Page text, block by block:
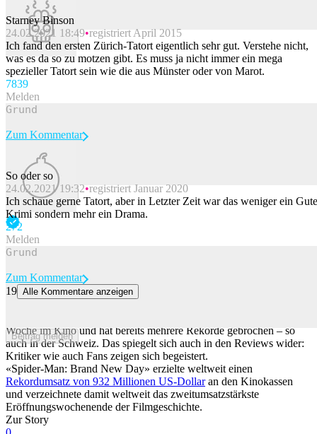
Beitrag melden
Starney Binson
24.02.2021 18:49 registriert April 2015
Ich fand den ersten Zürich-Tatort eigentlich sehr gut. Verstehe nicht,
was es da so zu motzen gibt. Es muss ja nicht immer ein mega
spezieller Tatort sein wie die aus Münster oder von Marot.
7839
Melden
Beitrag melden
Zum Kommentar
So oder so
24.02.2021 19:32 registriert Januar 2020
Ich schaue gerne Tatort, aber in Letzter Zeit war das weniger ein
Krimi sondern mehr ein Drama.
272
Melden
Beitrag melden
Zum Kommentar
19 Alle Kommentare anzeigen
Woche im Kino und hat bereits mehrere Rekorde gebrochen – so
auch in der Schweiz. Das spiegelt sich auch in den Reviews wider:
Kritiker wie auch Fans zeigen sich begeistert.
«Spider-Man: Brand New Day» erzielte weltweit einen
Rekordumsatz von 932 Millionen US-Dollaran den Kinokassen
und verzeichnete damit weltweit das zweitumsatzstärkste
Eröffnungswochenende der Filmgeschichte.
Zur Story